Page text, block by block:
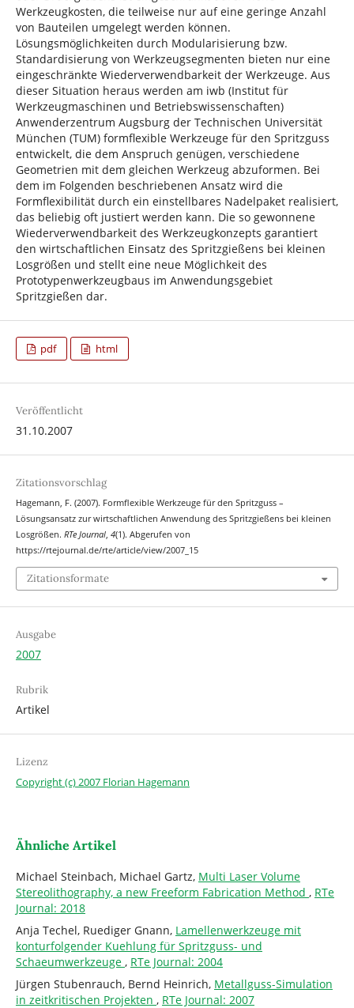
Werkzeugkosten, die teilweise nur auf eine geringe Anzahl
von Bauteilen umgelegt werden können.
Lösungsmöglichkeiten durch Modularisierung bzw.
Standardisierung von Werkzeugsegmenten bieten nur eine
eingeschränkte Wiederverwendbarkeit der Werkzeuge. Aus
dieser Situation heraus werden am iwb (Institut für
Werkzeugmaschinen und Betriebswissenschaften)
Anwenderzentrum Augsburg der Technischen Universität
München (TUM) formflexible Werkzeuge für den Spritzguss
entwickelt, die dem Anspruch genügen, verschiedene
Geometrien mit dem gleichen Werkzeug abzuformen. Bei
dem im Folgenden beschriebenen Ansatz wird die
Formflexibilität durch ein einstellbares Nadelpaket realisiert,
das beliebig oft justiert werden kann. Die so gewonnene
Wiederverwendbarkeit des Werkzeugkonzepts garantiert
den wirtschaftlichen Einsatz des Spritzgießens bei kleinen
Losgrößen und stellt eine neue Möglichkeit des
Prototypenwerkzeugbaus im Anwendungsgebiet
Spritzgießen dar.
pdf html
Veröffentlicht
31.10.2007
Zitationsvorschlag
Hagemann, F. (2007). Formflexible Werkzeuge für den Spritzguss –
Lösungsansatz zur wirtschaftlichen Anwendung des Spritzgießens bei kleinen
Losgrößen. RTe Journal, 4(1). Abgerufen von
https://rtejournal.de/rte/article/view/2007_15
Zitationsformate
Ausgabe
2007
Rubrik
Artikel
Lizenz
Copyright (c) 2007 Florian Hagemann
Ähnliche Artikel
Michael Steinbach, Michael Gartz, Multi Laser Volume
Stereolithography, a new Freeform Fabrication Method , RTe
Journal: 2018
Anja Techel, Ruediger Gnann, Lamellenwerkzeuge mit
konturfolgender Kuehlung für Spritzguss- und
Schaeumwerkzeuge , RTe Journal: 2004
Jürgen Stubenrauch, Bernd Heinrich, Metallguss-Simulation
in zeitkritischen Projekten , RTe Journal: 2007